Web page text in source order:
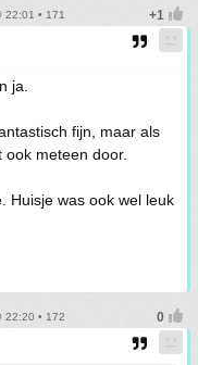
22:01 • 171
ja.
fijn, maar als
meteen door.
Huisje was ook wel leuk
22:20 • 172